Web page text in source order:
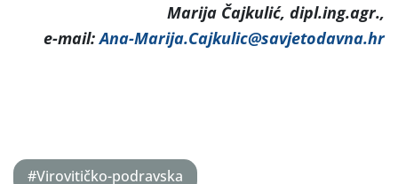
Marija Čajkulić, dipl.ing.agr.,
e-mail:Ana-Marija.Cajkulic@savjetodavna.hr
#Virovitičko-podravska